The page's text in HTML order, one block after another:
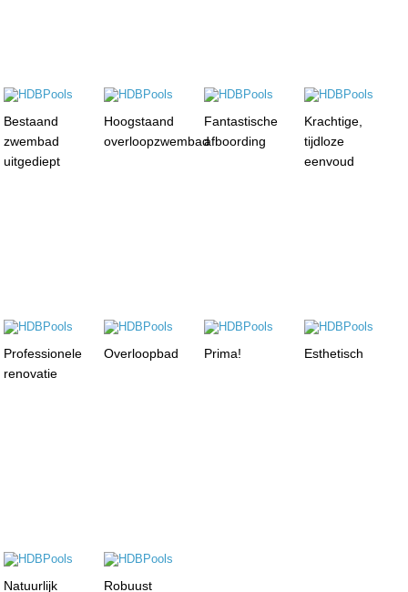
Bestaand
zwembad
uitgediept
Hoogstaand
overloopzwembad
Fantastische
afboording
Krachtige,
tijdloze
eenvoud
Professionele
renovatie
Overloopbad Prima! Esthetisch
Natuurlijk
Robuust